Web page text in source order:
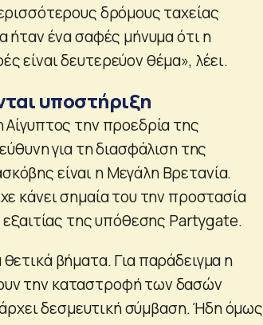
δρόμους ταχείας
ήταν ένα σαφές μήνυμα ότι η
είναι δευτερεύον θέμα», λέει.
υποστήριξη
την προεδρία της
για τη διασφάλιση της
είναι η Μεγάλη Βρετανία.
κάνει σημαία του την προστασία
εξαιτίας της υπόθεσης Partygate.
βήματα. Για παράδειγμα η
την καταστροφή των δασών
δεσμευτική σύμβαση. Ήδη όμως